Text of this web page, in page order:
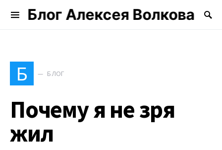
Блог Алексея Волкова
Search for:
Б БЛОГ
Почему я не зря
жил